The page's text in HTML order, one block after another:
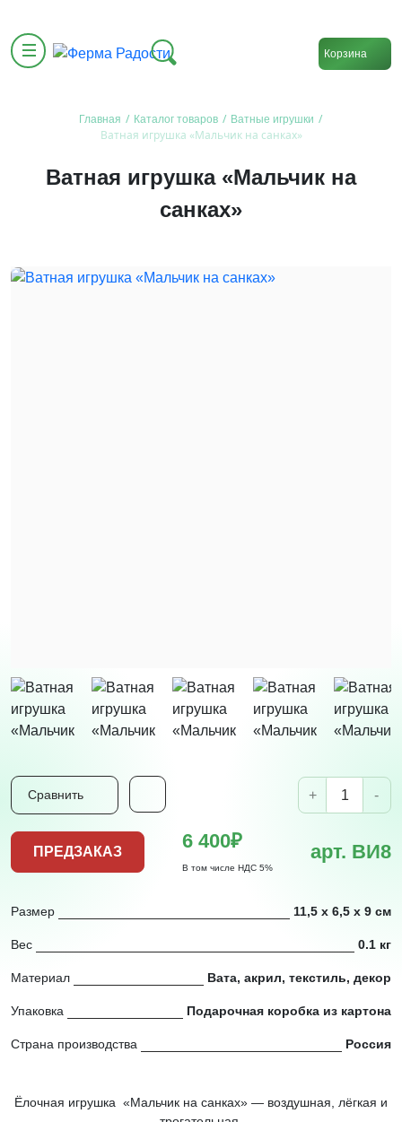
Корзина
Главная / Каталог товаров / Ватные игрушки /
Ватная игрушка «Мальчик на санках»
Ватная игрушка «Мальчик на
санках»
Сравнить + -
ПРЕДЗАКАЗ 6 400₽
В том числе НДС 5%
арт. ВИ8
Размер 11,5 х 6,5 х 9 см
Вес 0.1 кг
Материал Вата, акрил, текстиль, декор
Упаковка Подарочная коробка из картона
Страна производства Россия
Ёлочная игрушка «Мальчик на санках» — воздушная, лёгкая и